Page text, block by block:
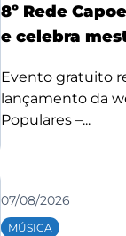
8º Rede
e celebra
Evento gratuito
lançamento da
Populares –...
07/08/2026
MÚSICA